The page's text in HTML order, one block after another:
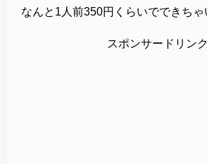
なんと1人前350円くらいでできちゃ
スポンサードリンク